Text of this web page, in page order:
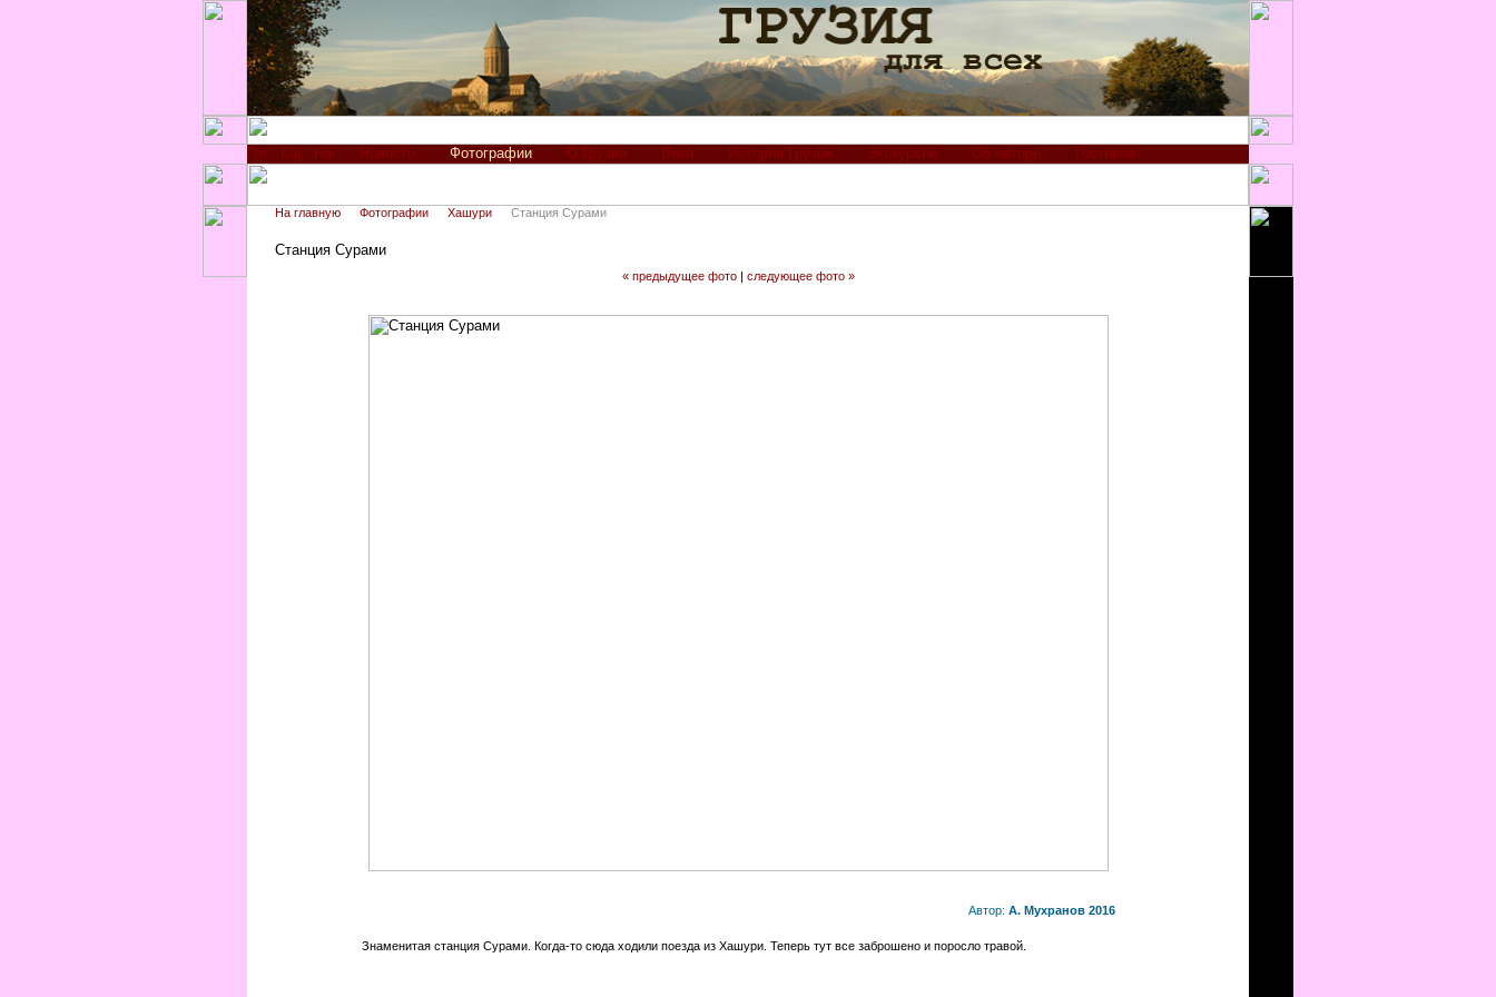
Новости Фотографии О Грузии Виза История Грузии Экскурсии Об авторе Гостевая
На главную Фотографии Хашури Станция Сурами
Станция Сурами
« предыдущее фото | следующее фото »
Автор: А. Мухранов 2016
Знаменитая станция Сурами. Когда-то сюда ходили поезда из Хашури. Теперь тут все заброшено и поросло травой.